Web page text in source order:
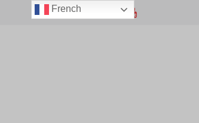
French